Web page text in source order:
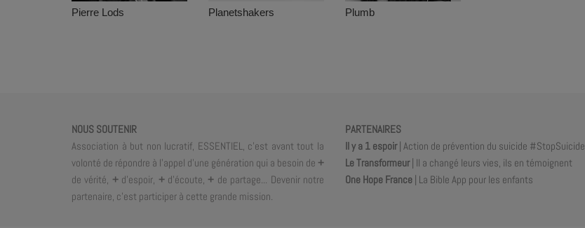
Pierre Lods Planetshakers Plumb
NOUS SOUTENIR
Association à but non lucratif, ESSENTIEL, c'est avant tout la
volonté de répondre à l'appel d'une génération qui a besoin de +
de vérité, +d'espoir, +d'écoute, + de partage... Devenir notre
partenaire, c'est participer à cette grande mission.
PARTENAIRES
Il y a 1 espoir| Action de prévention du suicide #StopSuicide
Le Transformeur| Il a changé leurs vies, ils en témoignent
One Hope France | La Bible App pour les enfants